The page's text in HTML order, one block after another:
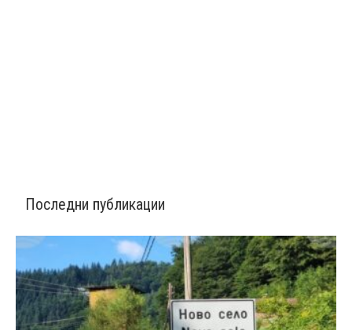
Последни публикации